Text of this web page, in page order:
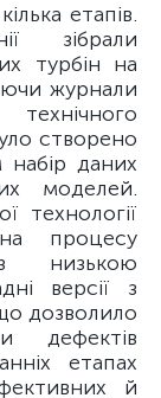
етапів.
зібрали
турбін на
журнали
створено
даних
моделей.
технології
процесу
низькою
версії з
дозволило
дефектів
етапах
й